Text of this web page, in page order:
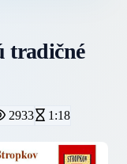
tradičné
2933 1:18